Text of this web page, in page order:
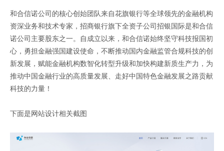
和合信诺公司的核心创始团队来自花旗银行等全球领先的金融机构
资深业务和技术专家，招商银行旗下全资子公司招银国际是和合信
诺公司主要股东之一。自成立以来，和合信诺始终坚守科技报国初
心，勇担金融强国建设使命，不断推动国内金融监管合规科技的创
新发展，赋能金融机构数智化转型升级和加快构建新质生产力，为
推动中国金融行业的高质量发展、走好中国特色金融发展之路贡献
科技的力量！
下面是网站设计相关截图